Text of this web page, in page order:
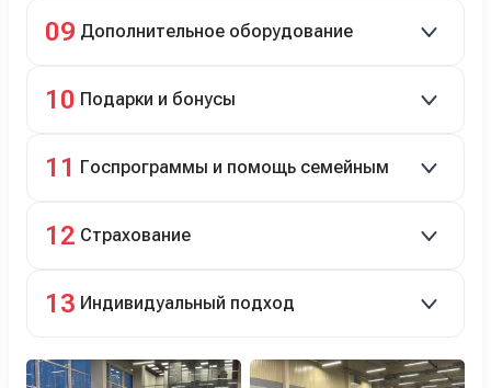
технический ремонт.
09 Дополнительное оборудование
10 Подарки и бонусы
программе лояльности.
11 Госпрограммы и помощь семейным
12 Страхование
бонусами для клиентов.
13 Индивидуальный подход
оформлением.